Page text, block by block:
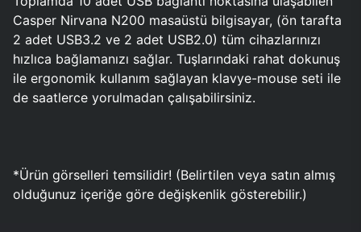
Casper Nirvana N200 masaüstü bilgisayar, (ön tarafta
2 adet USB3.2 ve 2 adet USB2.0) tüm cihazlarınızı
hızlıca bağlamanızı sağlar. Tuşlarındaki rahat dokunuş
ile ergonomik kullanım sağlayan klavye-mouse seti ile
de saatlerce yorulmadan çalışabilirsiniz.
*Ürün görselleri temsilidir! (Belirtilen veya satın almış
olduğunuz içeriğe göre değişkenlik gösterebilir.)